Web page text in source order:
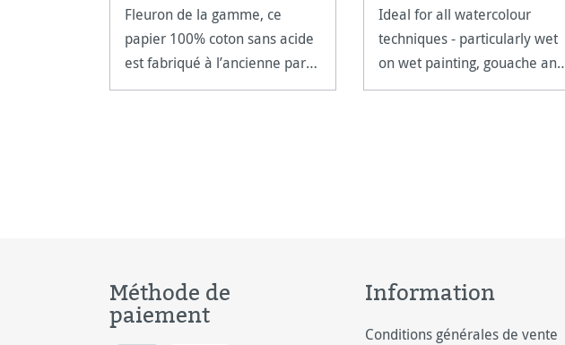
Fleuron de la gamme, ce
papier 100% coton sans acide
est fabriqué à l’ancienne par
nos maîtres papetiers.
Ideal for all watercolour
techniques - particularly wet
on wet painting, gouache and
tempera.
Méthode de
paiement
Information
Conditions générales de vente